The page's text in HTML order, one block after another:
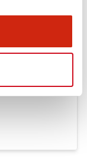
Approbations Et